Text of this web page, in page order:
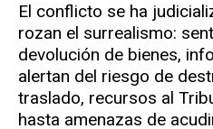
El conflicto se ha
rozan el surrealismo:
devolución de bienes,
alertan del riesgo de
traslado, recursos al
hasta amenazas de